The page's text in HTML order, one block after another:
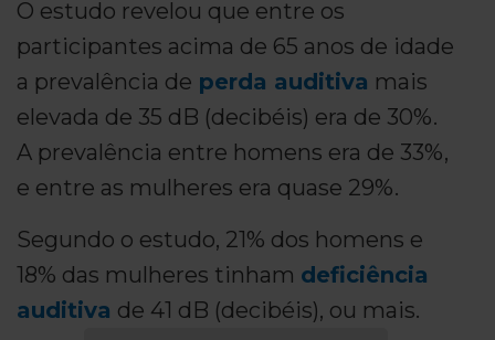
O estudo revelou que entre os
participantes acima de 65 anos de idade
a prevalência de perda auditiva mais
elevada de 35 dB (decibéis) era de 30%.
A prevalência entre homens era de 33%,
e entre as mulheres era quase 29%.
Segundo o estudo, 21% dos homens e
18% das mulheres tinham deficiência
auditiva de 41 dB (decibéis), ou mais.